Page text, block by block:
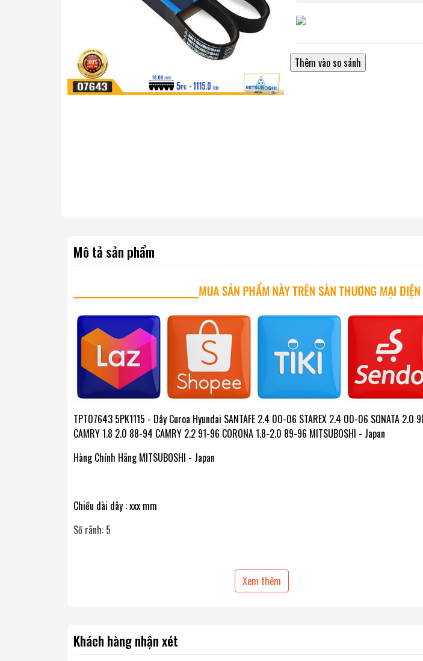
Mô tả sản phẩm
TPT07643 5PK1115 - Dây Curoa Hyundai SANTAFE 2.4 00-06 STAREX 2.4 00-06 SONATA 2.0
CAMRY 1.8 2.0 88-94 CAMRY 2.2 91-96 CORONA 1.8-2.0 89-96 MITSUBOSHI - Japan
Hàng Chính Hãng MITSUBOSHI - Japan
Chiều dài dây : xxx mm
Số rãnh: 5
Các mã sản phẩm có thể dùng chung
Xem thêm
Khách hàng nhận xét